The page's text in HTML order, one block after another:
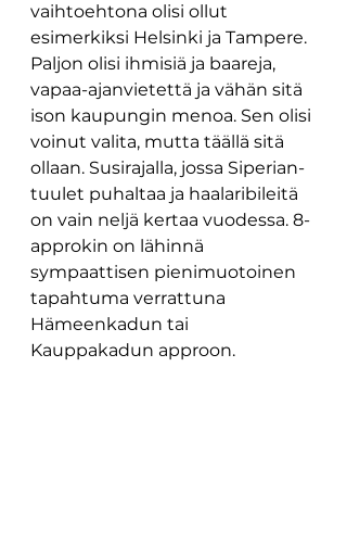
vaihtoehtona olisi ollut
esimerkiksi Helsinki ja Tampere.
Paljon olisi ihmisiä ja baareja,
vapaa-ajanvietettä ja vähän sitä
ison kaupungin menoa. Sen olisi
voinut valita, mutta täällä sitä
ollaan. Susirajalla, jossa Siperian-
tuulet puhaltaa ja haalaribileitä
on vain neljä kertaa vuodessa. 8-
approkin on lähinnä
sympaattisen pienimuotoinen
tapahtuma verrattuna
Hämeenkadun tai
Kauppakadun approon.